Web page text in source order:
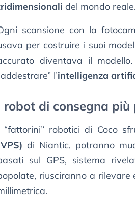
del mondo reale.
scansione con la
per costruire i suoi
diventava il
l’intelligenza
robot di consegna
“fattorini” robotici di Coco
di Niantic, potranno
sul GPS, sistema
riusciranno a